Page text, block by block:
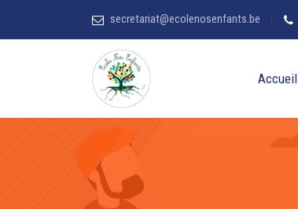
secretariat@ecolenosenfants.be
Accueil